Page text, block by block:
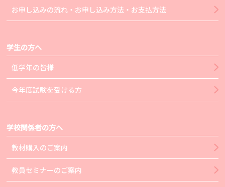
お申し込みの流れ・お申し込み方法・お支払方法
学生の方へ
低学年の皆様
今年度試験を受ける方
学校関係者の方へ
教材購入のご案内
教員セミナーのご案内